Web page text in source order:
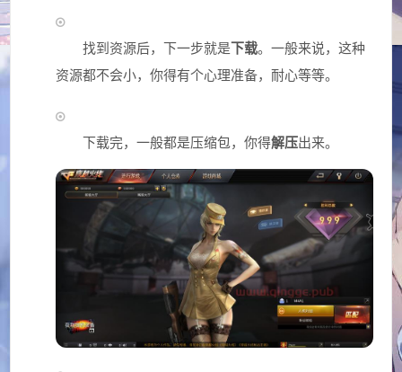
找到资源后，下一步就是下载。一般来说，这种
资源都不会小，你得有个心理准备，耐心等等。
下载完，一般都是压缩包，你得解压出来。